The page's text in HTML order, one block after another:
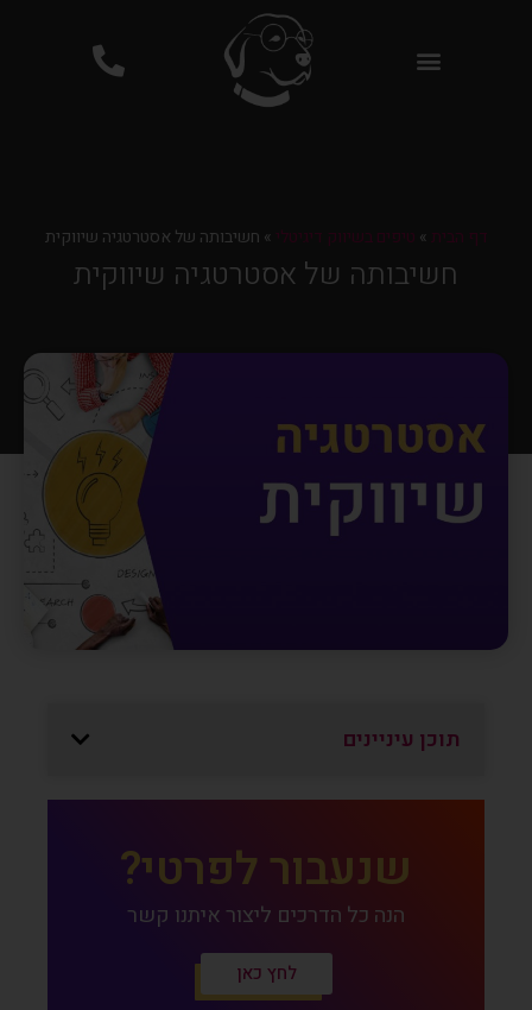
דף הבית » טיפים בשיווק דיגיטלי » חשיבותה של אסטרטגיה שיווקית
חשיבותה של אסטרטגיה שיווקית
תוכן עיניינים
שנעבור לפרטי?
הנה כל הדרכים ליצור איתנו קשר
לחץ כאן